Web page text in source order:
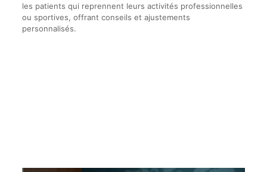
les patients qui reprennent leurs activités professionnelles
ou sportives, offrant conseils et ajustements
personnalisés.